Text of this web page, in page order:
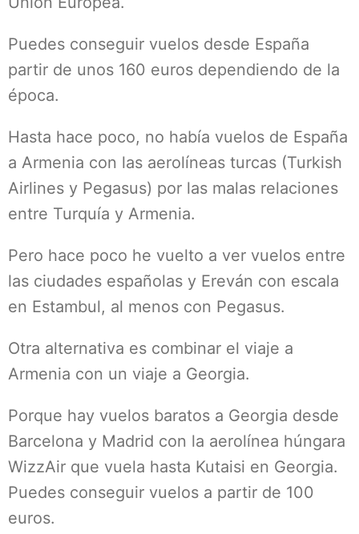
Puedes conseguir vuelos desde España
partir de unos 160 euros dependiendo de la
época.
Hasta hace poco, no había vuelos de España
a Armenia con las aerolíneas turcas (Turkish
Airlines y Pegasus) por las malas relaciones
entre Turquía y Armenia.
Pero hace poco he vuelto a ver vuelos entre
las ciudades españolas y Ereván con escala
en Estambul, al menos con Pegasus.
Otra alternativa es combinar el viaje a
Armenia con un viaje a Georgia.
Porque hay vuelos baratos a Georgia desde
Barcelona y Madrid con la aerolínea húngara
WizzAir que vuela hasta Kutaisi en Georgia.
Puedes conseguir vuelos a partir de 100
euros.